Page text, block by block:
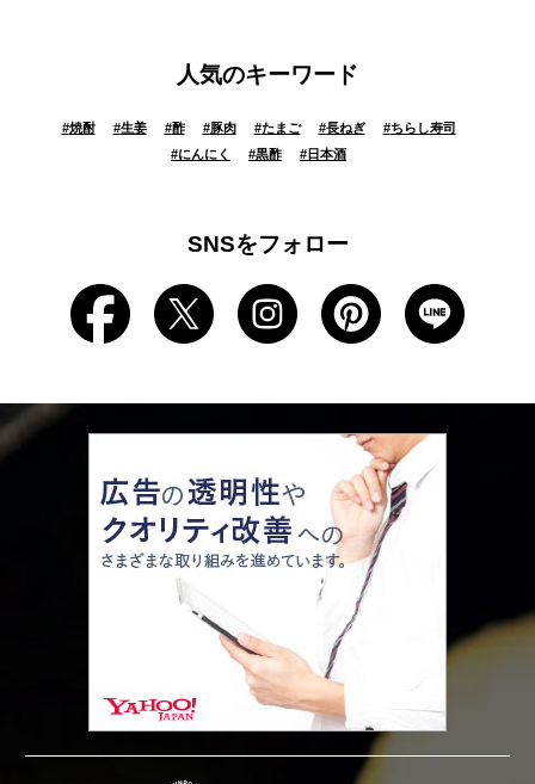
人気のキーワード
#焼酎 #生姜 #酢 #豚肉 #たまご #長ねぎ #ちらし寿司
#にんにく #黒酢 #日本酒
SNSをフォロー